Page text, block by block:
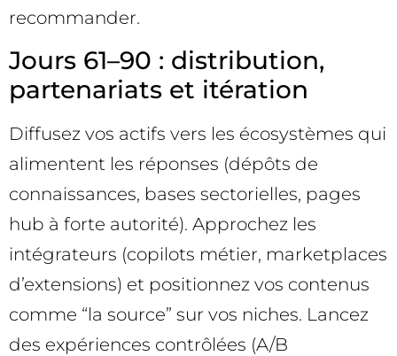
recommander.
Jours 61–90 : distribution,
partenariats et itération
Diffusez vos actifs vers les écosystèmes qui
alimentent les réponses (dépôts de
connaissances, bases sectorielles, pages
hub à forte autorité). Approchez les
intégrateurs (copilots métier, marketplaces
d’extensions) et positionnez vos contenus
comme “la source” sur vos niches. Lancez
des expériences contrôlées (A/B